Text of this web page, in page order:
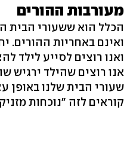
מעורבות ההורים
הכלל הוא ששעורי הבית
ואינם באחריות ההורים.
ואנו רוצים לסייע לילד
אנו רוצים שהילד ירגיש
שעורי הבית שלנו באופן
קוראים לזה "נוכחות